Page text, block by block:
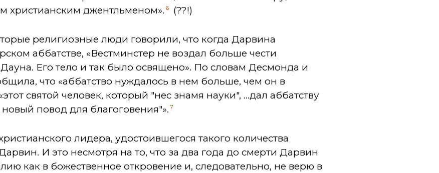
христианским джентльменом». 6 (??!)
религиозные люди говорили, что когда Дарвина
аббатстве, «Вестминстер не воздал больше чести
Его тело и так было освящено». По словам Десмонда и
что «аббатство нуждалось в нем больше, чем он в
святой человек, который "нес знамя науки", ...дал аббатству
повод для благоговения"». 7
лидера, удостоившегося такого количества
И это несмотря на то, что за два года до смерти Дарвин
как в божественное откровение и, следовательно, не верю в